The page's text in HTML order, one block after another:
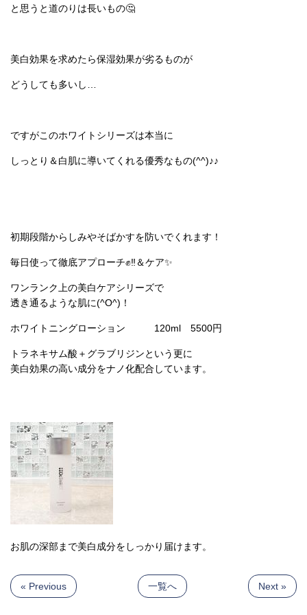
と思うと道のりは長いもの🤔
美白効果を求めたら保湿効果が劣るものが
どうしても多いし…
ですがこのホワイトシリーズは本当に
しっとり＆白肌に導いてくれる優秀なもの(^^)♪♪
初期段階からしみやそばかすを防いでくれます！
毎日使って徹底アプローチ✊‼＆ケア✨
ワンランク上の美白ケアシリーズで
透き通るような肌に(^O^)！
ホワイトニングローション 120ml 5500円
トラネキサム酸＋グラブリジンという更に
美白効果の高い成分をナノ化配合しています。
お肌の深部まで美白成分をしっかり届けます。
« Previous 一覧へ Next »